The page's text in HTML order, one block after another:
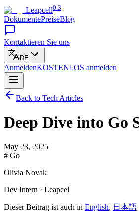
Leapcell0.3
DokumentePreiseBlog
Kontaktieren Sie uns
DE
AnmeldenKOSTENLOS anmelden
Back to Tech Articles
Deep Dive into Go
May 23, 2025
# Go
Olivia Novak
Dev Intern · Leapcell
Dieser Beitrag ist auch in English, 日本語